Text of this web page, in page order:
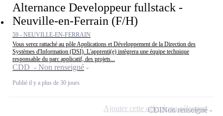
Alternance Developpeur fullstack -
Neuville-en-Ferrain (F/H)
59 - NEUVILLE-EN-FERRAIN
Vous serez rattaché au pôle Applications et Développement de la Direction des
Systèmes d'Information (DSI). L'apprenti(e) intègrera une équipe technique
responsable du parc applicatif, des projets...
CDD - Non renseigné
Publié il y a plus de 30 jours
CDINon renseigné
Ajouter cette offre à ma sélection